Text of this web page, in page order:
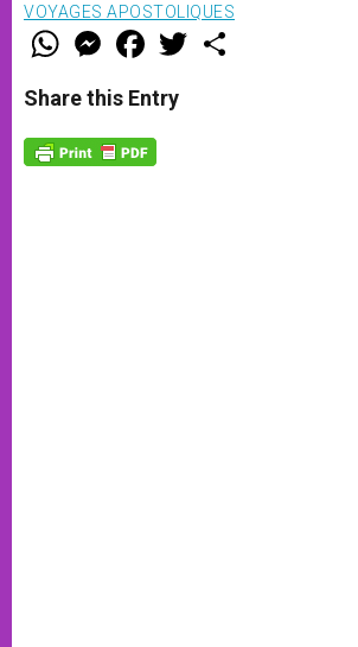
VOYAGES APOSTOLIQUES
W
t
s
p
p
M
e
s
e
g
e
F
a
e
b
o
k
w
Share this Entry